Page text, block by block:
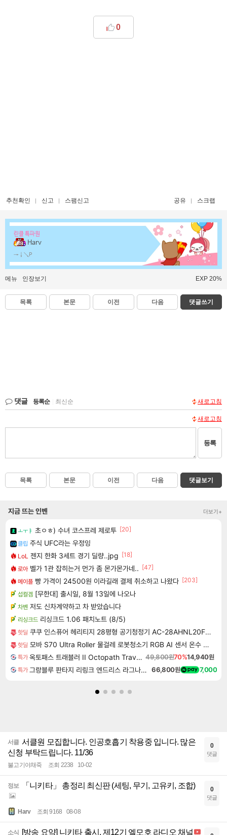
0
추천확인 신고 스팸신고 공유 스크랩
린클 특파원
Harv
→↓↘P
메뉴 인장보기 EXP 20%
목록 본문 이전 다음 댓글쓰기
댓글 등록순 최신순 새로고침
새로고침
등록
목록 본문 이전 다음 댓글보기
지금 뜨는 인벤 더보기+
ㅗㅜㅑ 초ㅇㅎ) 수녀 코스프레 제로투 [20]
클립 주식 UFC라는 우정잉
LoL 젠지 한화 3세트 경기 딜량..jpg [18]
로아 벨가 1관 잡히는거 먼가 좀 몬가몬가네.. [47]
메이플 빵 가격이 24500원 이라길래 결제 취소하고 나왔다 [203]
섭컬겜 [무한대] 출시일, 8월 13일에 나오나
차벤 저도 신차계약하고 차 받았습니다
리싱크드 리싱크드 1.06 패치노트 (8/5)
핫딜 쿠쿠 인스퓨어 헤리티지 28평형 공기청정기 AC-28AHNL20FNW
핫딜 모바 S70 Ultra Roller 물걸레 로봇청소기 RGB AI 센서 온수 자동세척
특가 옥토패스 트래블러 II Octopath Traveler II 49,800원70%14,940원
특가 그랑블루 판타지 리링크 엔드리스 라그나로크 Granblue Fantasy Relink Endless Ragnarok 66,800원 7,000
서클 서클원 모집합니다. 인공호흡기 착용중 입니다. 많은
신청 부탁드립니다. 11/36
불고기야채죽 조회 2238 10-02
0
댓글
정보 「니키타」 총정리 최신판 (세팅, 무기, 고유키, 조합)
Harv 조회 9168 08-08
0
댓글
소식 [방송 요약] 니키타 출시, 제12기 엘모호 라디오 채널